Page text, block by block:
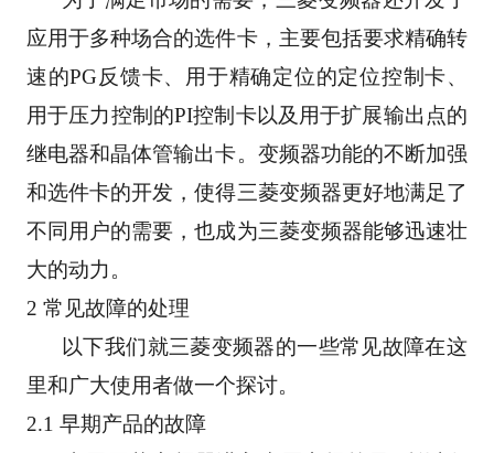
应用于多种场合的选件卡，主要包括要求精确转
速的PG反馈卡、用于精确定位的定位控制卡、
用于压力控制的PI控制卡以及用于扩展输出点的
继电器和晶体管输出卡。变频器功能的不断加强
和选件卡的开发，使得三菱变频器更好地满足了
不同用户的需要，也成为三菱变频器能够迅速壮
大的动力。
2 常见故障的处理
里和广大使用者做一个探讨。
2.1 早期产品的故障